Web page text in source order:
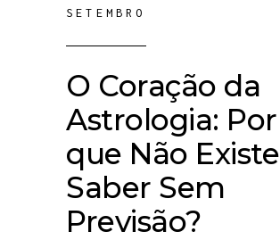
SETEMBRO
O Coração da
Astrologia: Por
que Não Existe
Saber Sem
Previsão?